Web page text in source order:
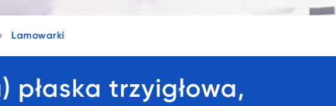
Lamowarki
płaska trzyigłowa,